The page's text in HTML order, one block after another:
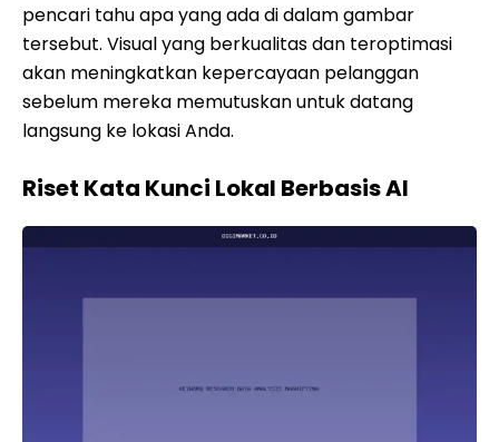
pencari tahu apa yang ada di dalam gambar
tersebut. Visual yang berkualitas dan teroptimasi
akan meningkatkan kepercayaan pelanggan
sebelum mereka memutuskan untuk datang
langsung ke lokasi Anda.
Riset Kata Kunci Lokal Berbasis AI